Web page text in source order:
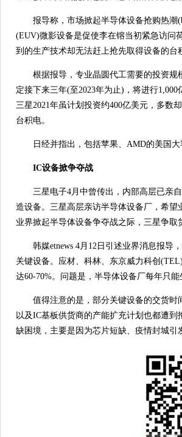
报导称，市场掀起半导体设备抢购热潮
(EUV)微影设备是促使李在镕当初紧急访问
到的生产技术却无法赶上抢先取得设备的台
根据报导，专业晶圆代工需要的投资规
定接下来三年(至2023年为止)，将进行
三星2021年虽计划投资约400亿美元，多数
台积电。
日经并指出，包括苹果、AMD的美国大
IC设备掀争夺战
三星电子4月中曾传出，内部高层已亲自
造设备。三星高层亲访半导体设备厂，希
业界掀起半导体设备争夺战之际，三星争取
韩媒etnews 4月12日引述业界消息报导
关键设备。应材、科林、东京威力科创
达60-70%。问题是，半导体设备厂每年只
值得注意的是，部分关键设备的交货时
以及IC基板供货商的产能扩充计划也都遭
缺困境，主要是因为芯片短缺、疫情封城引